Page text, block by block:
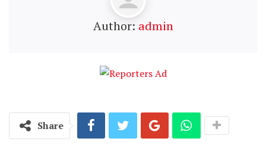
Author: admin
Share